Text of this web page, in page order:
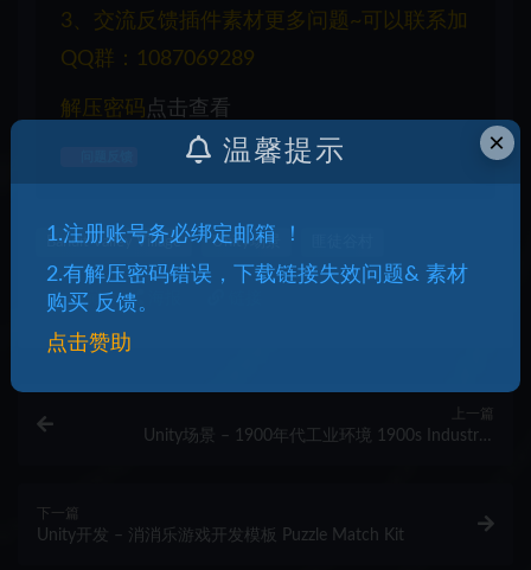
3、交流反馈插件素材更多问题~可以联系加
QQ群：1087069289
解压密码 点击查看
Bandit Valley Village Unity场景
收藏
上一篇
Unity场景 – 1900年代工业环境 1900s Industrial
下一篇
Unity开发 – 消消乐游戏开发模板 Puzzle Match Kit
×
温馨提示
1.注册账号务必绑定邮箱 ！
2.有解压密码错误，下载链接失效问题& 素材
购买 反馈。
点击赞助